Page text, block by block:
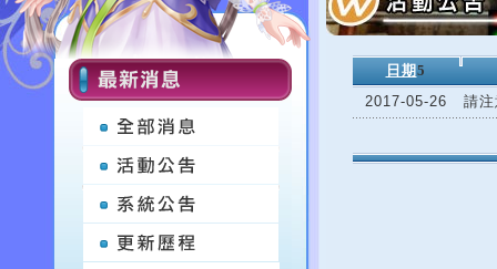
日期 5
2017-05-26
請